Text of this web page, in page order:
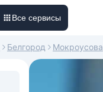
Все сервисы
Белгород Мокроусова